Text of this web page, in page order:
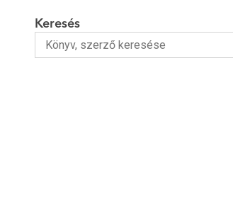
Keresés